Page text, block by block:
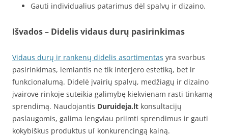
Gauti individualius patarimus dėl spalvų ir dizaino.
Išvados – Didelis vidaus durų pasirinkimas
Vidaus durų ir rankenų didelis asortimentas yra svarbus
pasirinkimas, lemiantis ne tik interjero estetiką, bet ir
funkcionalumą. Didelė įvairių spalvų, medžiagų ir dizaino
įvairove rinkoje suteikia galimybę kiekvienam rasti tinkamą
sprendimą. Naudojantis Duruideja.lt konsultacijų
paslaugomis, galima lengviau priimti sprendimus ir gauti
kokybiškus produktus uſ konkurencingą kainą.